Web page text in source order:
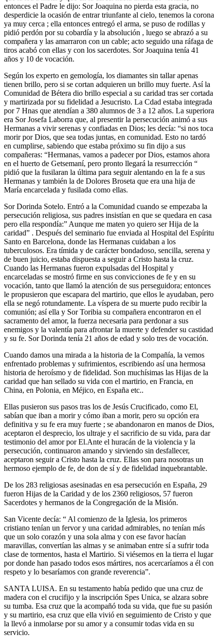
entonces el Padre le dijo: Sor Joaquina no pierda esta gracia, no
desperdicie la ocasión de entrar triunfante al cielo, tenemos la corona
ya muy cerca ; ella entonces entregó el arma, se puso de rodillas y
pidió perdón por su cobardía y la absolución , luego se abrazó a su
compañera y las amarraron con un cable; acto seguido una ráfaga de
tiros acabó con ellas y con los sacerdotes. Sor Joaquina tenía 41
años y 10 de vocación.
Según los experto en gemología, los diamantes sin tallar apenas
tienen brillo, pero si se cortan adquieren un brillo muy fuerte. Así la
Comunidad de Bétera dio brillo especial a su caridad tras ser cortada
y martirizada por su fidelidad a Jesucristo. La Cdad estaba integrada
por 7 Hnas que atendían a 380 alumnos de 3 a 12 años. La superiora
era Sor Josefa Laborra que, al presentir la persecución animó a sus
Hermanas a vivir serenas y confiadas en Dios; les decía: “si nos toca
morir por Dios, que sea todas juntas, en comunidad. Esto no tardó
en cumplirse, sabiendo que estaba próximo su fin dijo a sus
compañeras: “Hermanas, vamos a padecer por Dios, estamos ahora
en el huerto de Getsemaní, pero pronto llegará la resurrección “
pidió que la fusilaran la última para seguir alentando en la fe a sus
Hermanas y también la de Dolores Broseta que era una hija de
María encarcelada y fusilada como ellas.
Sor Dorinda Sotelo. Entró a la Comunidad cuando se empezaba la
persecución religiosa, sus padres insistían en que se quedara en casa
pero ella respondía:” Aunque me maten yo quiero ser Hija de la
caridad” . Después del seminario fue enviada al Hospital del Espíritu
Santo en Barcelona, donde las Hermanas cuidaban a los
tuberculosos. Era tímida y de carácter bondadoso, sencilla, serena y
de buen juicio, estaba dispuesta a seguir a Cristo hasta la cruz.
Cuando las Hermanas fueron expulsadas del Hospital y
encarceladas se mostró firme en sus convicciones de fe y en su
vocación, tanto que llamó la atención de sus perseguidora; entonces
le propusieron que escapara del martirio, que ellos le ayudaban, pero
ella se negó rotundamente. La víspera de su muerte pudo recibir la
comunión; así ella y Sor Toribia su compañera encontraron en el
sacramento del amor, la fuerza necesaria para perdonar a sus
enemigos y la valentía para afrontar la muerte y defender su castidad
y su fe. Sor Dorinda tenía 21 años de edad y solo tres de vocación.
Cuando damos una mirada a la historia de la Compañía, la vemos
enfrentado problemas y sufrimientos, escribiendo así una hermosa
historia de heroísmo y de fidelidad. Son muchísimas las Hijas de la
caridad que han sellado su vida con el martirio, en Francia, en
China, en Polonia, en Méjico, en España etc..
Ellas pusieron sus pasos tras los de Jesús Crucificado, como El,
sabían que iban a morir y cómo iban a morir, pero su opción era
definitiva y su fe era muy fuerte ; se abandonaron en manos de Dios,
aceptaron el desprecio, los ultraje y el sacrificio de su vida, para dar
testimonio del amor por El.Ante el huracán de la violencia y la
persecución, continuaron amando y sirviendo sin desfallecer,
aceptaron seguir a Cristo hasta la cruz. Ellas son para nosotras un
hermoso ejemplo de fe, de don de sí y de fidelidad inquebrantable.
De los 283 religiosas asesinadas en esa persecución en España, 29
fueron Hijas de la Caridad y de los 2360 religiosos, 57 fueron
Sacerdotes y hermanos de la Congregación de la Misión.
San Vicente decía: “ Al comienzo de la Iglesia, los primeros
cristiano tenían un fervor y una caridad admirables, no tenían más
que un solo corazón y una sola alma y con ese favor hacían
maravillas, convertían las almas y se animaban entre sí a sufrir toda
clase de tormentos, hasta el Martirio. Si viésemos en la tierra el lugar
por donde han pasado todos esos mártires, nos acercaríamos a él con
respeto y lo besaríamos con grande reverencia”.
SANTA LUISA. En su testamento había pedido que una cruz de
madera con el crucifijo y la inscripción Spes Unica, se alzara sobre
su tumba. Esa cruz que la acompañó toda su vida, que fue su pasión
y su martirio, esa cruz que ella vivió en seguimiento de Cristo y que
la llevó a inmolarse por su amor y a consumir todas vida en su
servicio.